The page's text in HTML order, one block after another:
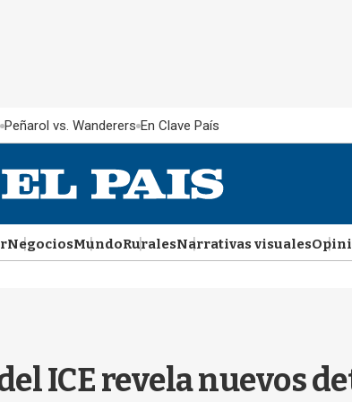
Peñarol vs. Wanderers En Clave País
NegociosMundoRuralesNarrativas visuales
ICE revela nuevos